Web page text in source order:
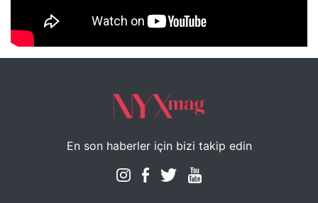
NYXmag 2. Yaş Kutlama Etkinliği
En son haberler için bizi takip edin